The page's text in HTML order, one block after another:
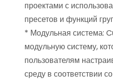
проектами с
пресетов и функций
* Модульная система:
модульную систему,
пользователям
среду в соответствии